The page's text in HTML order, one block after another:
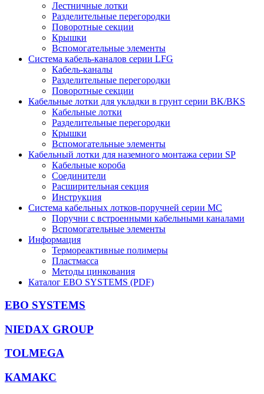
Лестничные лотки
Разделительные перегородки
Поворотные секции
Крышки
Вспомогательные элементы
Система кабель-каналов серии LFG
Кабель-каналы
Разделительные перегородки
Поворотные секции
Кабельные лотки для укладки в грунт серии BK/BKS
Кабельные лотки
Разделительные перегородки
Крышки
Вспомогательные элементы
Кабельный лотки для наземного монтажа серии SP
Кабельные короба
Соединители
Расширительная секция
Инструкция
Система кабельных лотков-поручней серии MC
Поручни с встроенными кабельными каналами
Вспомогательные элементы
Информация
Термореактивные полимеры
Пластмасса
Методы цинкования
Каталог EBO SYSTEMS (PDF)
EBO SYSTEMS
NIEDAX GROUP
TOLMEGA
КАМАКС